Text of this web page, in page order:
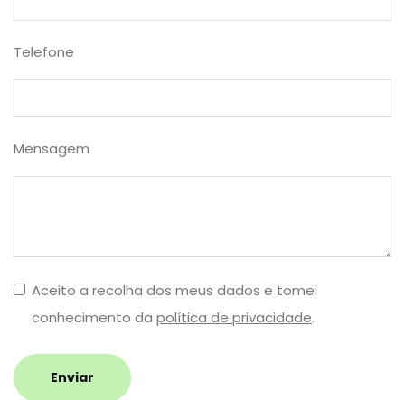
Telefone
Mensagem
Aceito a recolha dos meus dados e tomei
conhecimento da política de privacidade.
Enviar